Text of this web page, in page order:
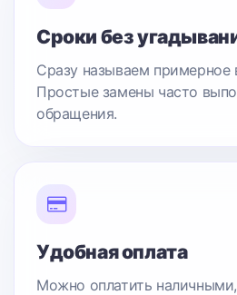
Сроки без
Сразу называем примерное
Простые замены часто
обращения.
Удобная оплата
Можно оплатить